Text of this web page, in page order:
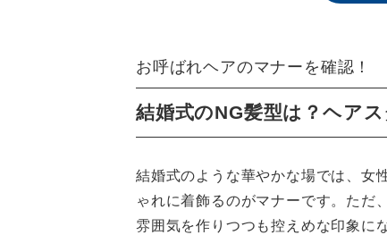
お呼ばれヘアのマナーを確認！
結婚式のNG髪型は？ヘア
結婚式のような華やかな場では、女
ゃれに着飾るのがマナーです。ただ
雰囲気を作りつつも控えめな印象に